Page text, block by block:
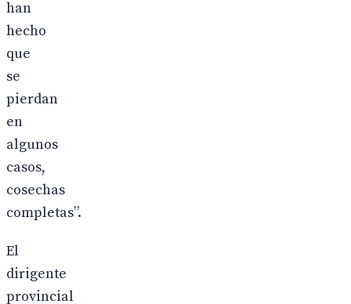
han
hecho
que
se
pierdan
en
algunos
casos,
cosechas
completas”.
El
dirigente
provincial